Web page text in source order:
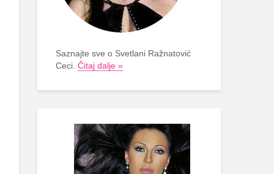
Saznajte sve o Svetlani Ražnatović
Ceci. Čitaj dalje »